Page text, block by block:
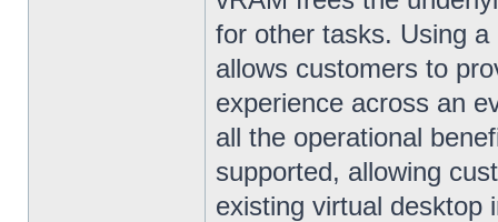
for other tasks. Using
allows customers to
experience across an
all the operational
supported, allowing
existing virtual desktop